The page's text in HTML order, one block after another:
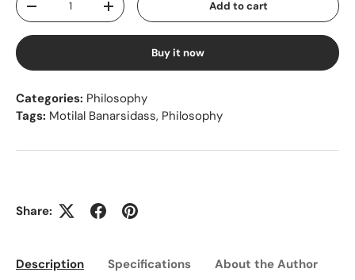
Decrease quantityIncrease quantity Add to cart
Buy it now
Categories: Philosophy
Tags: Motilal Banarsidass, Philosophy
Share:
Description Specifications About the Author